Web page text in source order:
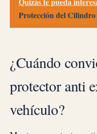
Protección del
¿Cuándo
protector anti
vehículo?